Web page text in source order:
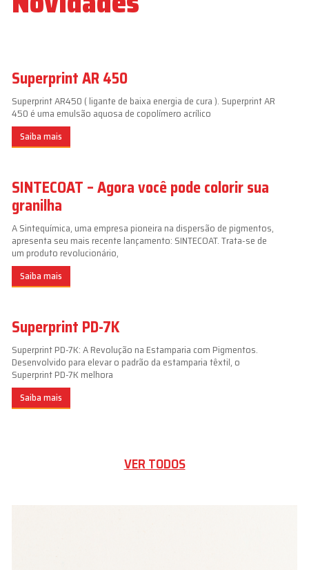
Superprint AR 450
Superprint AR450 ( ligante de baixa energia de cura ). Superprint AR
450 é uma emulsão aquosa de copolímero acrílico
Saiba mais
SINTECOAT – Agora você pode colorir sua
granilha
A Sintequímica, uma empresa pioneira na dispersão de pigmentos,
apresenta seu mais recente lançamento: SINTECOAT. Trata-se de
um produto revolucionário,
Saiba mais
Superprint PD-7K
Superprint PD-7K: A Revolução na Estamparia com Pigmentos.
Desenvolvido para elevar o padrão da estamparia têxtil, o
Superprint PD-7K melhora
Saiba mais
VER TODOS